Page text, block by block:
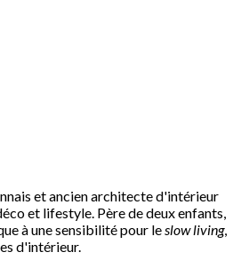
et ancien architecte d'intérieur
et lifestyle. Père de deux enfants,
à une sensibilité pour leslow living,
d'intérieur.